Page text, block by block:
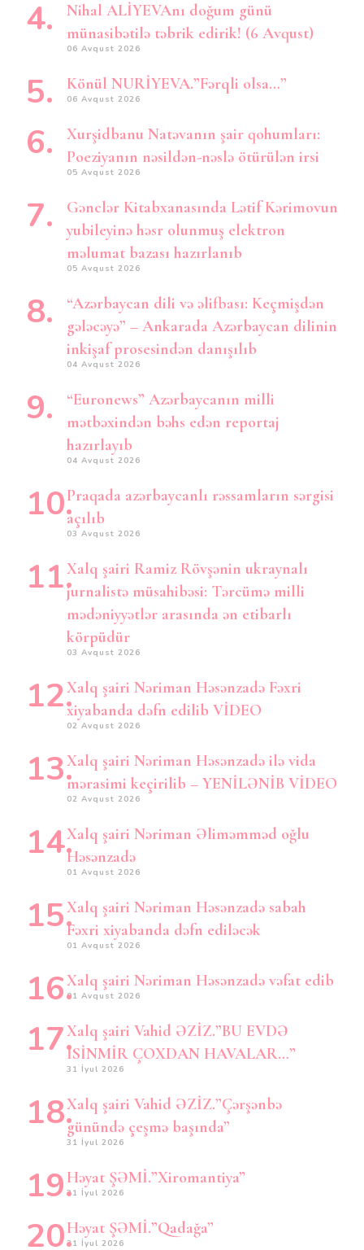
Nihal ALİYEVAnı doğum günü
münasibətilə təbrik edirik! (6 Avqust)
06 Avqust 2026
Könül NURİYEVA.”Fərqli olsa…”
06 Avqust 2026
Xurşidbanu Natəvanın şair qohumları:
Poeziyanın nəsildən-nəslə ötürülən irsi
05 Avqust 2026
Gənclər Kitabxanasında Lətif Kərimovun
yubileyinə həsr olunmuş elektron
məlumat bazası hazırlanıb
05 Avqust 2026
“Azərbaycan dili və əlifbası: Keçmişdən
gələcəyə” – Ankarada Azərbaycan dilinin
inkişaf prosesindən danışılıb
04 Avqust 2026
“Euronews” Azərbaycanın milli
mətbəxindən bəhs edən reportaj
hazırlayıb
04 Avqust 2026
Praqada azərbaycanlı rəssamların sərgisi
açılıb
03 Avqust 2026
Xalq şairi Ramiz Rövşənin ukraynalı
jurnalistə müsahibəsi: Tərcümə milli
mədəniyyətlər arasında ən etibarlı
körpüdür
03 Avqust 2026
Xalq şairi Nəriman Həsənzadə Fəxri
xiyabanda dəfn edilib VİDEO
02 Avqust 2026
Xalq şairi Nəriman Həsənzadə ilə vida
mərasimi keçirilib – YENİLƏNİB VİDEO
02 Avqust 2026
Xalq şairi Nəriman Əliməmməd oğlu
Həsənzadə
01 Avqust 2026
Xalq şairi Nəriman Həsənzadə sabah
Fəxri xiyabanda dəfn ediləcək
01 Avqust 2026
Xalq şairi Nəriman Həsənzadə vəfat edib
01 Avqust 2026
Xalq şairi Vahid ƏZİZ.”BU EVDƏ
İSİNMİR ÇOXDAN HAVALAR…”
31 İyul 2026
Xalq şairi Vahid ƏZİZ.”Çərşənbə
günündə çeşmə başında”
31 İyul 2026
Həyat ŞƏMİ.”Xiromantiya”
31 İyul 2026
Həyat ŞƏMİ.”Qadağa”
31 İyul 2026